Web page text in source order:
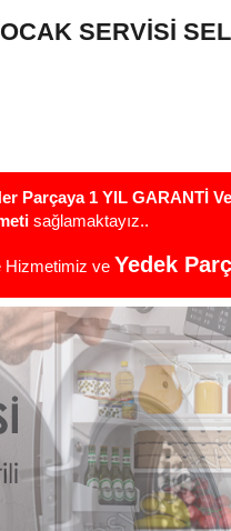
SERVISI
Parçaya 1 YIL GARANTİ
sağlamaktayız..
Hizmetimiz ve Yedek